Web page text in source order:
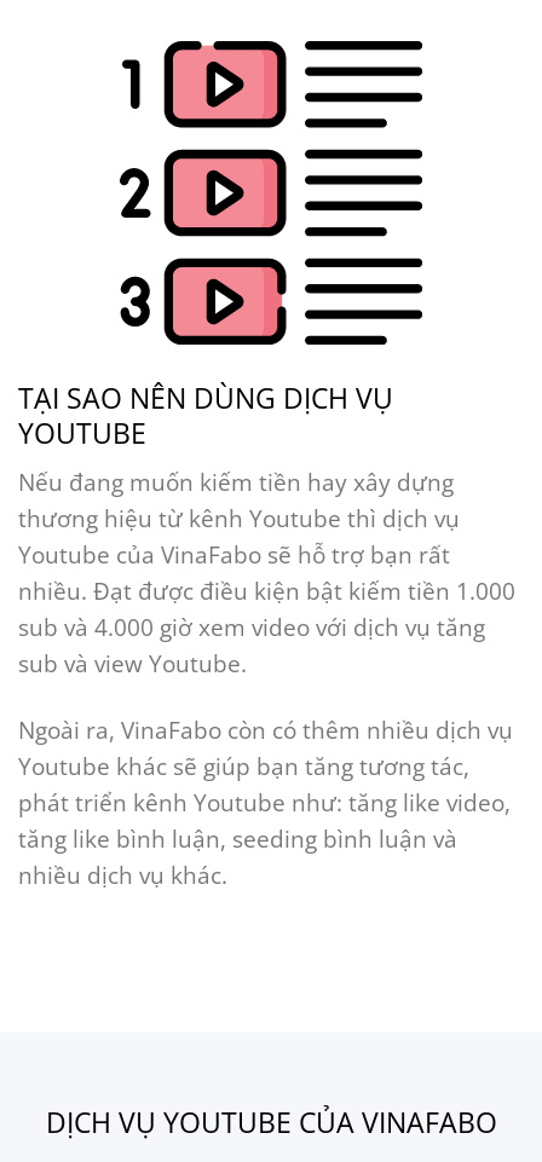
TẠI SAO NÊN DÙNG DỊCH VỤ
YOUTUBE
Nếu đang muốn kiếm tiền hay xây dựng
thương hiệu từ kênh Youtube thì dịch vụ
Youtube của VinaFabo sẽ hỗ trợ bạn rất
nhiều. Đạt được điều kiện bật kiếm tiền 1.000
sub và 4.000 giờ xem video với dịch vụ tăng
sub và view Youtube.
Ngoài ra, VinaFabo còn có thêm nhiều dịch vụ
Youtube khác sẽ giúp bạn tăng tương tác,
phát triển kênh Youtube như: tăng like video,
tăng like bình luận, seeding bình luận và
nhiều dịch vụ khác.
DỊCH VỤ YOUTUBE CỦA VINAFABO